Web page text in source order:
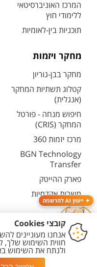
ייעוץ AI להרשמה
המרכז האוניברסיטאי
ללימודי חוץ
תוכניות בין-לאומיות
מחקר ויזמות
מחקר בבן-גוריון
קטלוג תשתיות המחקר
(אנגלית)
חיפוש מנחה - פורטל
המחקר (CRIS)
מרכז יזמות 360
BGN Technology
Transfer
פארק ההייטק
משרות אקדמיות